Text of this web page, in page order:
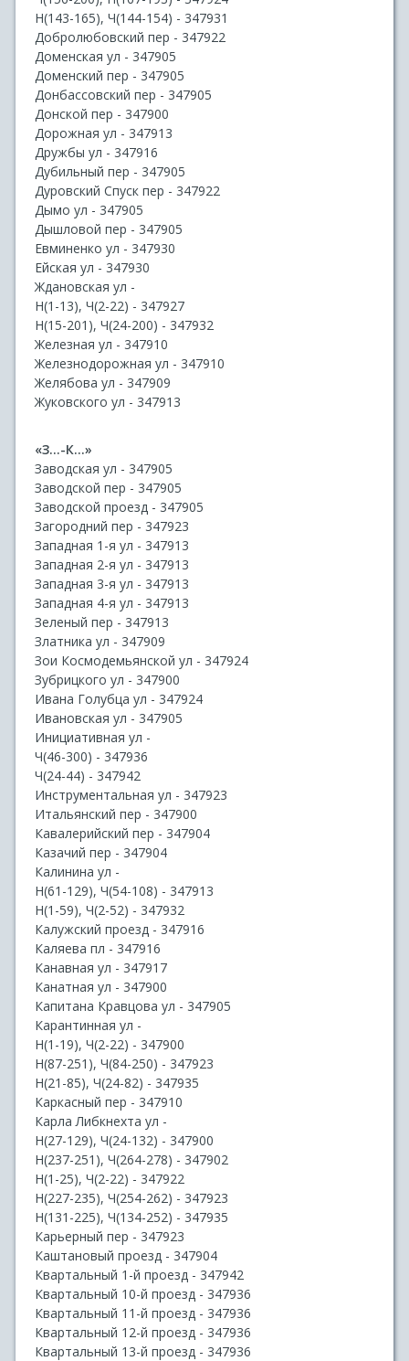
Н(143-165), Ч(144-154) - 347931
Добролюбовский пер - 347922
Доменская ул - 347905
Доменский пер - 347905
Донбассовский пер - 347905
Донской пер - 347900
Дорожная ул - 347913
Дружбы ул - 347916
Дубильный пер - 347905
Дуровский Спуск пер - 347922
Дымо ул - 347905
Дышловой пер - 347905
Евминенко ул - 347930
Ейская ул - 347930
Ждановская ул -
Н(1-13), Ч(2-22) - 347927
Н(15-201), Ч(24-200) - 347932
Железная ул - 347910
Железнодорожная ул - 347910
Желябова ул - 347909
Жуковского ул - 347913
«З...-К...»
Заводская ул - 347905
Заводской пер - 347905
Заводской проезд - 347905
Загородний пер - 347923
Западная 1-я ул - 347913
Западная 2-я ул - 347913
Западная 3-я ул - 347913
Западная 4-я ул - 347913
Зеленый пер - 347913
Златника ул - 347909
Зои Космодемьянской ул - 347924
Зубрицкого ул - 347900
Ивана Голубца ул - 347924
Ивановская ул - 347905
Инициативная ул -
Ч(46-300) - 347936
Ч(24-44) - 347942
Инструментальная ул - 347923
Итальянский пер - 347900
Кавалерийский пер - 347904
Казачий пер - 347904
Калинина ул -
Н(61-129), Ч(54-108) - 347913
Н(1-59), Ч(2-52) - 347932
Калужский проезд - 347916
Каляева пл - 347916
Канавная ул - 347917
Канатная ул - 347900
Капитана Кравцова ул - 347905
Карантинная ул -
Н(1-19), Ч(2-22) - 347900
Н(87-251), Ч(84-250) - 347923
Н(21-85), Ч(24-82) - 347935
Каркасный пер - 347910
Карла Либкнехта ул -
Н(27-129), Ч(24-132) - 347900
Н(237-251), Ч(264-278) - 347902
Н(1-25), Ч(2-22) - 347922
Н(227-235), Ч(254-262) - 347923
Н(131-225), Ч(134-252) - 347935
Карьерный пер - 347923
Каштановый проезд - 347904
Квартальный 1-й проезд - 347942
Квартальный 10-й проезд - 347936
Квартальный 11-й проезд - 347936
Квартальный 12-й проезд - 347936
Квартальный 13-й проезд - 347936